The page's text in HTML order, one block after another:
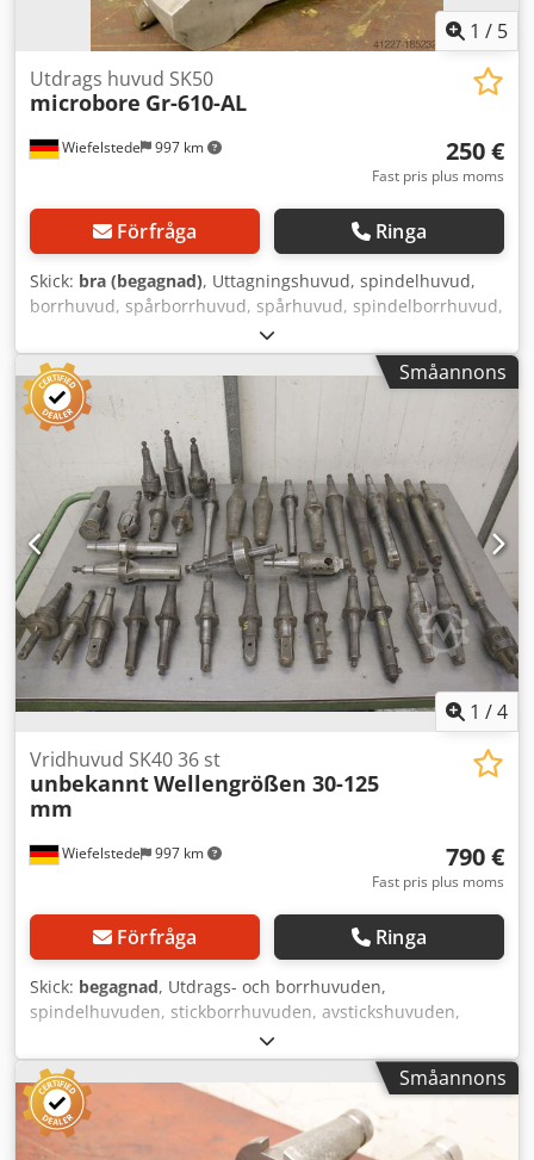
1 / 5
Wiefelstede 997 km
Utdrags huvud SK50
microbore Gr-610-AL
250 €
Fast pris plus moms
Förfråga Ringa
Skick: bra (begagnad), Uttagningshuvud, spindelhuvud,
borrhuvud, spårborrhuvud, spårhuvud, spindelborrhuvud,
upprymningshuvud, spindelverktyg Dwjdpfjb Eu Shjx
Acgsa - Spindelverktyg - Fäste: SK50 - Lämplig för
verktygsväxlare - Spindelmått - Mått: 290/120/H320 mm -
Vikt: 12 kg
Småannons
1 /4
Wiefelstede 997 km
Vridhuvud SK40 36 st
unbekanntWellengrößen 30-125
mm
790 €
Fast pris plus moms
Förfråga Ringa
Skick: begagnad, Utdrags- och borrhuvuden,
spindelhuvuden, stickborrhuvuden, avstickshuvuden,
spindelborrhuvuden, upprymningsverktyg, spindelverktyg
Dwedpfxjc Innro Acgsa - Antal: 36 st. spindelverktyg -
Fäste: SK40 - med CNC-dragbultar - olika axelstorlekar: 30-
125 mm - Pris: komplett - Vikt: 86 kg
Småannons